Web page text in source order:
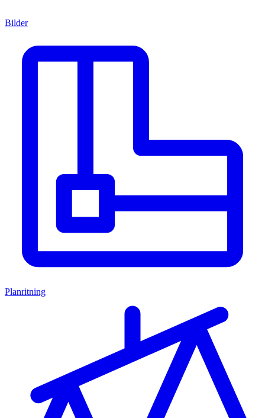
Bilder
Planritning